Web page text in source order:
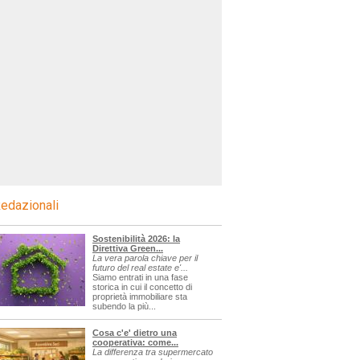
Sostenibilità 2026: la
Direttiva Green...
La vera parola chiave per il
futuro del real estate e'...
Siamo entrati in una fase
storica in cui il concetto di
proprietà immobiliare sta
subendo la più...
Cosa c'e' dietro una
cooperativa: come...
La differenza tra supermercato